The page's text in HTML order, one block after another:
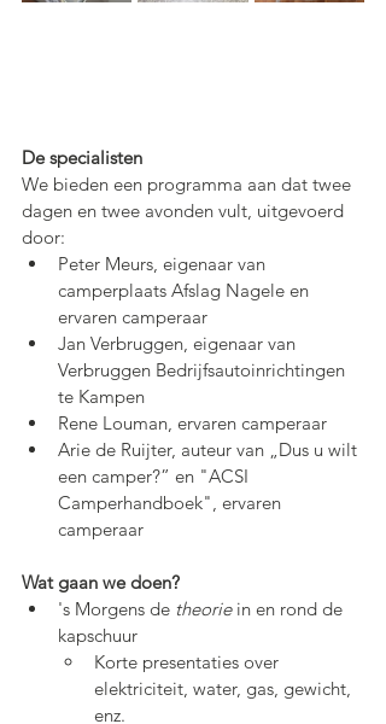
De specialisten
We bieden een programma aan dat twee
dagen en twee avonden vult, uitgevoerd
door:
Peter Meurs, eigenaar van
camperplaats Afslag Nagele en
ervaren camperaar
Jan Verbruggen, eigenaar van
Verbruggen Bedrijfsautoinrichtingen
te Kampen
Rene Louman, ervaren camperaar
Arie de Ruijter, auteur van „Dus u wilt
een camper?” en "ACSI
Camperhandboek", ervaren
camperaar
Wat gaan we doen?
's Morgens de theorie in en rond de
kapschuur
Korte presentaties over
elektriciteit, water, gas, gewicht,
enz.